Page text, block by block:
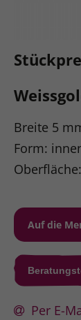
Breite 5
Form:
Per E-